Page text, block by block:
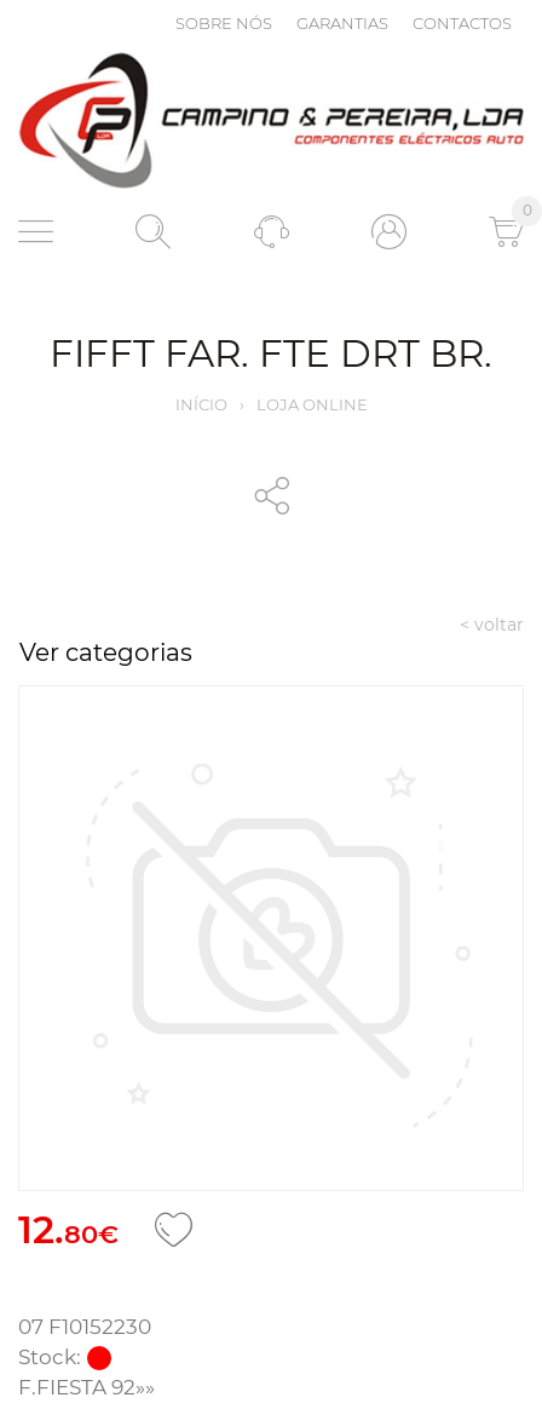
SOBRE NÓS GARANTIAS CONTACTOS
0
FIFFT FAR. FTE DRT BR.
INÍCIO › LOJA ONLINE
< voltar
Ver categorias
12.80€
07 F10152230
Stock:
F.FIESTA 92»»